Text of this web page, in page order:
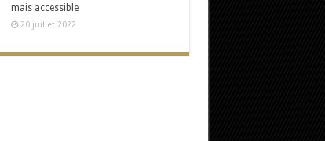
mais accessible
20 juillet 2022